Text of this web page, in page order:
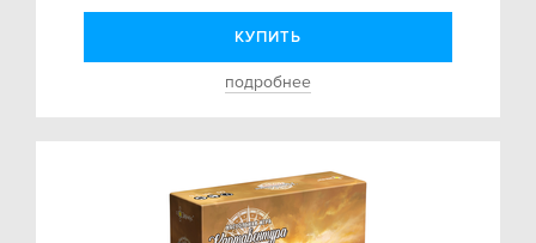
КУПИТЬ
подробнее